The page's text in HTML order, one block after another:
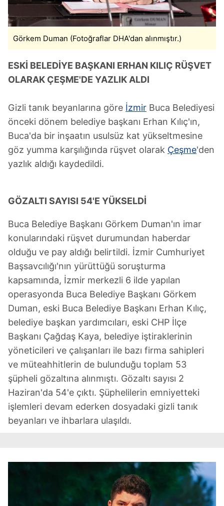
Görkem Duman (Fotoğraflar DHA'dan alınmıştır.)
ESKİ BELEDİYE BAŞKANI ERHAN KILIÇ RÜŞVET
OLARAK ÇEŞME'DE YAZLIK ALDI
Gizli tanık beyanlarına göre İzmir Buca Belediyesi
önceki dönem belediye başkanı Erhan Kılıç'ın,
Buca'da bir inşaatın usulsüz kat yükseltmesine
göz yumma karşılığında rüşvet olarak Çeşme'den
yazlık aldığı kaydedildi.
GÖZALTI SAYISI 54'E YÜKSELDİ
Buca Belediye Başkanı Görkem Duman'ın imar
konularındaki rüşvet durumundan haberdar
olduğu ve pay aldığı belirtildi. İzmir Cumhuriyet
Başsavcılığı'nın yürüttüğü soruşturma
kapsamında, İzmir merkezli 6 ilde yapılan
operasyonda Buca Belediye Başkanı Görkem
Duman, eski Buca Belediye Başkanı Erhan Kılıç,
belediye başkan yardımcıları, eski CHP İlçe
Başkanı Çağdaş Kaya, belediye iştiraklerinin
yöneticileri ve çalışanları ile bazı firma sahipleri
ve müteahhitlerin de bulunduğu toplam 53
şüpheli gözaltına alınmıştı. Gözaltı sayısı 2
Haziran'da 54'e çıktı. Şüphelilerin emniyetteki
işlemleri devam ederken dosyadaki gizli tanık
beyanları ve ihbarlara ulaşıldı.